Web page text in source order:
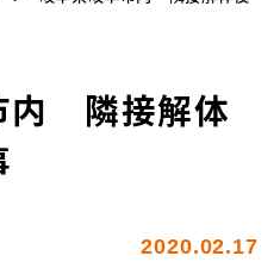
内 隣接解体
2020.02.17